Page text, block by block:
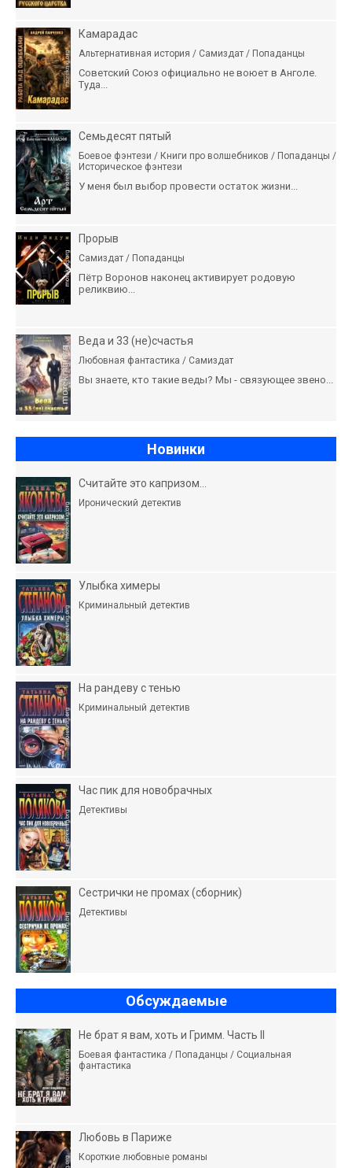
Камарадас
Альтернативная история / Самиздат / Попаданцы
Советский Союз официально не воюет в Анголе.
Туда...
Семьдесят пятый
Боевое фэнтези / Книги про волшебников / Попаданцы /
Историческое фэнтези
У меня был выбор провести остаток жизни...
Прорыв
Самиздат / Попаданцы
Пётр Воронов наконец активирует родовую
реликвию...
Веда и 33 (не)счастья
Любовная фантастика / Самиздат
Вы знаете, кто такие веды? Мы - связующее звено...
Новинки
Считайте это капризом…
Иронический детектив
Улыбка химеры
Криминальный детектив
На рандеву с тенью
Криминальный детектив
Час пик для новобрачных
Детективы
Сестрички не промах (сборник)
Детективы
Обсуждаемые
Не брат я вам, хоть и Гримм. Часть II
Боевая фантастика / Попаданцы / Социальная
фантастика
Любовь в Париже
Короткие любовные романы